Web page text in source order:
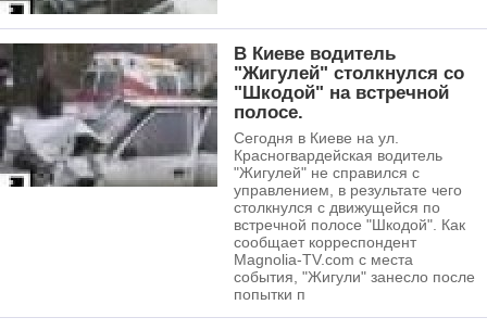
В Киеве водитель
"Жигулей" столкнулся со
"Шкодой" на встречной
полосе.
Сегодня в Киеве на ул.
Красногвардейская водитель
"Жигулей" не справился с
управлением, в результате чего
столкнулся с движущейся по
встречной полосе "Шкодой". Как
сообщает корреспондент
Magnolia-TV.com с места
события, "Жигули" занесло после
попытки п